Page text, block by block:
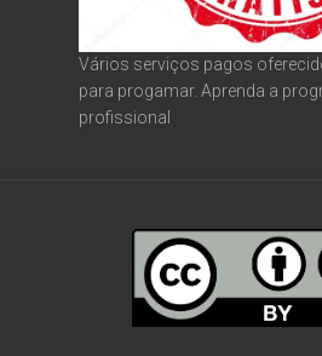
Vários serviços pagos
para progamar. Aprenda a
profissional